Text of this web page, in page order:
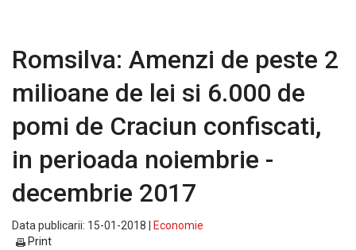
Romsilva: Amenzi de peste 2
milioane de lei si 6.000 de
pomi de Craciun confiscati,
in perioada noiembrie -
decembrie 2017
Data publicarii: 15-01-2018 |
Economie
Print